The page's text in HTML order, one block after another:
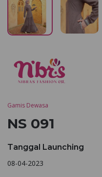
Gamis Dewasa
NS 091
Tanggal Launching
08-04-2023